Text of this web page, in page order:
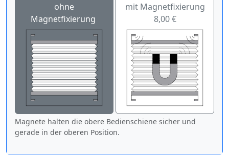
ohne
Magnetfixierung
mit Magnetfixierung
8,00 €
Magnete halten die obere Bedienschiene sicher und
gerade in der oberen Position.